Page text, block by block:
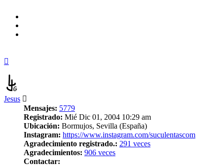
Jesus
Mensajes: 5779
Registrado: Mié Dic 01, 2004 10:29 am
Ubicación: Bormujos, Sevilla (España)
Instagram: https://www.instagram.com/suculentascom
Agradecimiento registrado.: 291 veces
Agradecimientos: 906 veces
Contactar: